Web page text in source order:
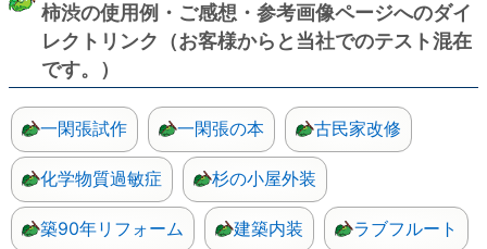
柿渋の使用例・ご感想・参考画像ページへのダイ
レクトリンク（お客様からと当社でのテスト混在
です。）
一閑張試作 一閑張の本 古民家改修
化学物質過敏症 杉の小屋外装
築90年リフォーム 建築内装 ラブフルート